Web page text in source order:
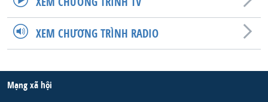
XEM CHƯƠNG TRÌNH RADIO
Mạng xã hội